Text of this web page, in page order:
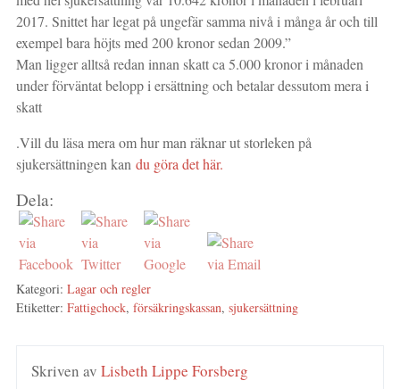
2017. Snittet har legat på ungefär samma nivå i många år och till
exempel bara höjts med 200 kronor sedan 2009.”
Man ligger alltså redan innan skatt ca 5.000 kronor i månaden
under förväntat belopp i ersättning och betalar dessutom mera i
skatt
.Vill du läsa mera om hur man räknar ut storleken på
sjukersättningen kan du göra det här.
Dela:
Kategori: Lagar och regler
Etiketter: Fattigchock, försäkringskassan, sjukersättning
Skriven avLisbeth Lippe Forsberg